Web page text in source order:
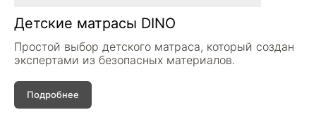
Детские матрасы DINO
Простой выбор детского матраса, который создан
экспертами из безопасных материалов.
Подробнее